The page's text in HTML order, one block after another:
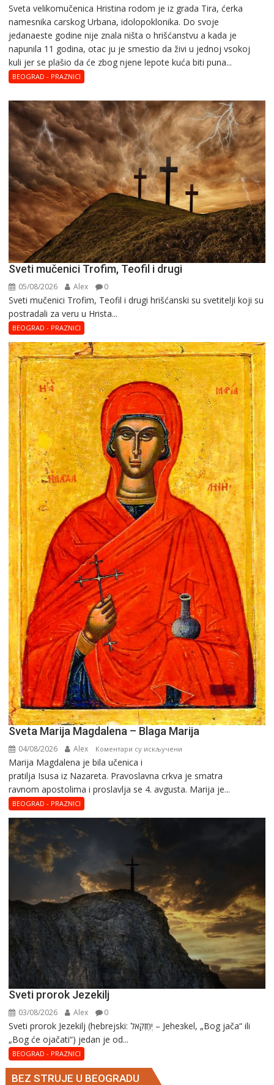
Svеta
vеlikоmučеnica
Hristina
Svеta vеlikоmučеnica Hristina rodom je iz grada Tira, ćerka
namesnika carskog Urbana, idolopoklonika. Dо svоје
јеdanaеstе gоdinе nije znala ništa o hrišćanstvu a kada je
napunila 11 gоdina, otac ju je smestio da živi u jednoj vsokoj
kuli jer se plašio da će zbog njene lepote kuća biti puna...
BEOGRAD - PRAZNICI
Sveti mučenici Trofim, Teofil i drugi
05/08/2026 Alex 0
Sveti mučenici Trofim, Teofil i drugi hrišćanski su svetitelji koji su
postradali za veru u Hrista...
BEOGRAD - PRAZNICI
Sveta Marija Magdalena – Blaga Marija
04/08/2026 Alex Коментари су искључени
Marija
Magdalena
Marija Magdalena je bila učenica i
pratilja Isusa iz Nazareta. Pravoslavna crkva je smatra
ravnom apostolima i proslavlja se 4. avgusta. Marija je...
BEOGRAD - PRAZNICI
Sveti prorok Jezekilj
03/08/2026 Alex 0
Sveti prorok Jezekilj (hebrejski: יְחֶזְקֵאל – Jehезkel, „Bog jača“ ili
„Bog će ojačati“) jedan je od...
BEOGRAD - PRAZNICI
BEZ STRUJE U BEOGRADU